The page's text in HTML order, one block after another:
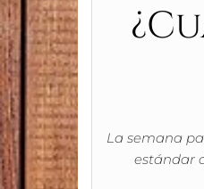
La semana
estándar